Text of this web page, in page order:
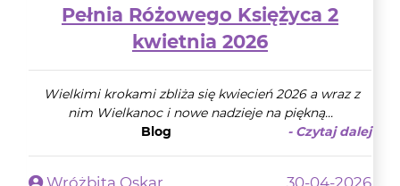
Pełnia Różowego Księżyca 2
kwietnia 2026
Wielkimi krokami zbliża się kwiecień 2026 a wraz z
nim Wielkanoc i nowe nadzieje na piękną...
Blog
- Czytaj dalej